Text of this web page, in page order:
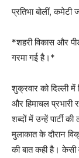
प्रतिभा बोलीं, कमेटी
*शहरी विकास और
गरमा गई है।*
शुक्रवार को दिल्ली में
और हिमाचल प्रभारी
शब्दों में उन्हें पार्टी
मुलाकात के दौरान
की बात कही है।